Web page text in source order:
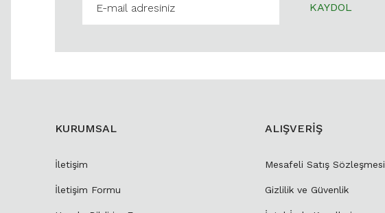
KAYDOL
KURUMSAL
İletişim
İletişim Formu
ALIŞVERİŞ
Mesafeli Satış Sözleşmesi
Gizlilik ve Güvenlik